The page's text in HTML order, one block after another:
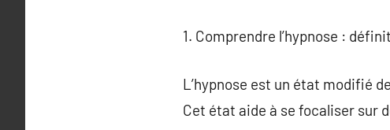
1. Comprendre l’hypnose :
L’hypnose est un état modifié
Cet état aide à se focaliser sur